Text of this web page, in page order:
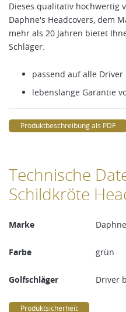
Dieses qualitativ hochwertig
Daphne's Headcovers, dem
mehr als 20 Jahren bietet
Schläger:
passend auf alle
lebenslange Garantie
Produktbeschreibung als PDF
Technische
Schildkröte
Marke
Farbe grün
Golfschläger Driver
Produktsicherheit